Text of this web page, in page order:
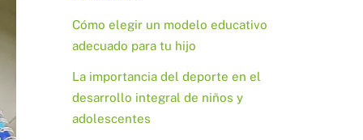
Cómo elegir un modelo educativo
adecuado para tu hijo
La importancia del deporte en el
desarrollo integral de niños y
adolescentes